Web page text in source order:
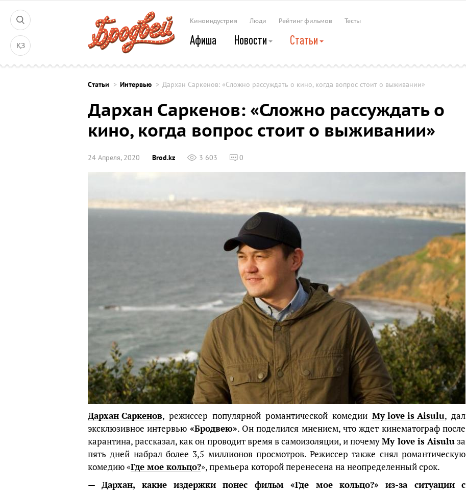
ҚЗ
Киноиндустрия Люди Рейтинг фильмов Тесты
Афиша Новости Статьи
Cтатьи Интервью Дархан Саркенов: «Сложно рассуждать о кино, когда вопрос стоит о выживании»
Дархан Саркенов: «Сложно рассуждать о
кино, когда вопрос стоит о выживании»
24 Апреля, 2020 Brod.kz 3 603 0
Дархан Саркенов, режиссер популярной романтической комедии My love is Aisulu, дал
эксклюзивное интервью «Бродвею». Он поделился мнением, что ждет кинематограф после
карантина, рассказал, как он проводит время в самоизоляции, и почемуMy love is Aisuluза
пять дней набрал более 3,5 миллионов просмотров. Режиссер также снял романтическую
комедию «Где мое кольцо?», премьера которой перенесена на неопределенный срок.
— Дархан, какие издержки понес фильм «Где мое кольцо?» из-за ситуации с